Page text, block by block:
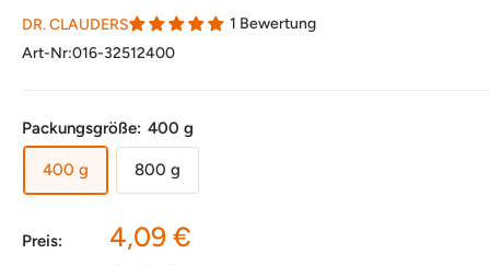
DR. CLAUDERS
1 Bewertung
Art-Nr:016-32512400
Packungsgröße: 400 g
400 g 800 g
Preis: Sonderpreis
4,09 €